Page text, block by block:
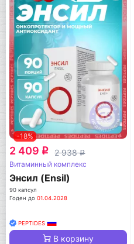
-18%
2 409 q 2 938q
Витаминный комплекс
Энсил (Ensil)
90 капсул
Годен до01.04.2028
PEPTIDES
В корзину